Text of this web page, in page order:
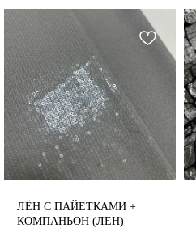
ЛЁН С ПАЙЕТКАМИ +
КОМПАНЬОН (ЛЕН)